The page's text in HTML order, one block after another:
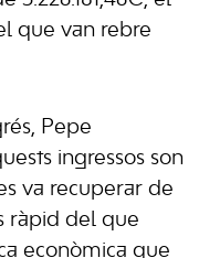
que van rebre
Pepe
ingressos son
va recuperar de
ràpid del que
econòmica que